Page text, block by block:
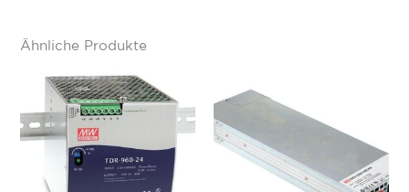
Ähnliche Produkte